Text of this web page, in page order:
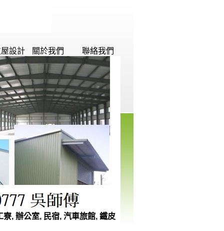
設計 關於我們 聯絡我們
, 辦公室, 民宿, 汽車旅館, 鐵皮